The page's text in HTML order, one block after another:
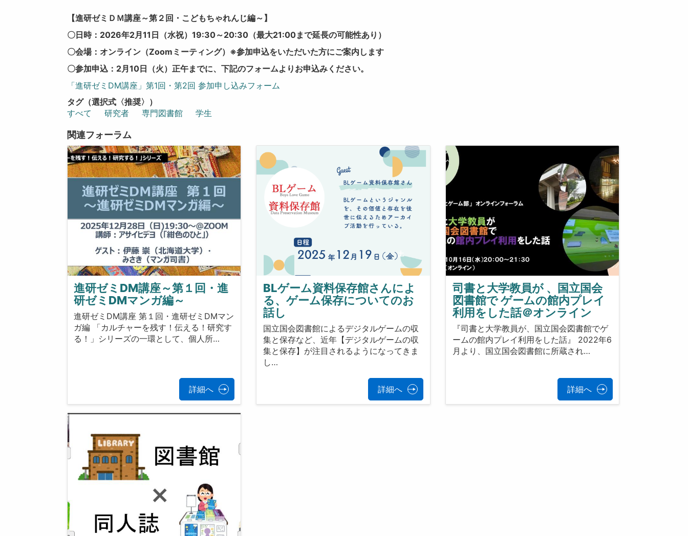
【進研ゼミＤＭ講座～第２回・こどもちゃれんじ編～】
〇日時：2026年2月11日（水祝）19:30～20:30（最大21:00まで延長の可能性あり）
〇会場：オンライン（Zoomミーティング）※参加申込をいただいた方にご案内します
〇参加申込：2月10日（火）正午までに、下記のフォームよりお申込みください。
「進研ゼミDM講座」第1回・第2回 参加申し込みフォーム
タグ（選択式〈推奨〉）
すべて
研究者 専門図書館 学生
関連フォーラム
進研ゼミDM講座～第１回・進
研ゼミDMマンガ編～
進研ゼミDM講座 第１回・進研ゼミDMマン
ガ編 「カルチャーを残す！伝える！研究す
る！」シリーズの一環として、個人所…
詳細へ
BLゲーム資料保存館さんによ
る、ゲーム保存についてのお
話し
国立国会図書館によるデジタルゲームの収
集と保存など、近年【デジタルゲームの収
集と保存】が注目されるようになってきま
し…
詳細へ
司書と大学教員が 、国立国会
図書館で ゲームの館内プレイ
利用をした話＠オンライン
『司書と大学教員が、国立国会図書館でゲ
ームの館内プレイ利用をした話』 2022年6
月より、国立国会図書館に所蔵され…
詳細へ